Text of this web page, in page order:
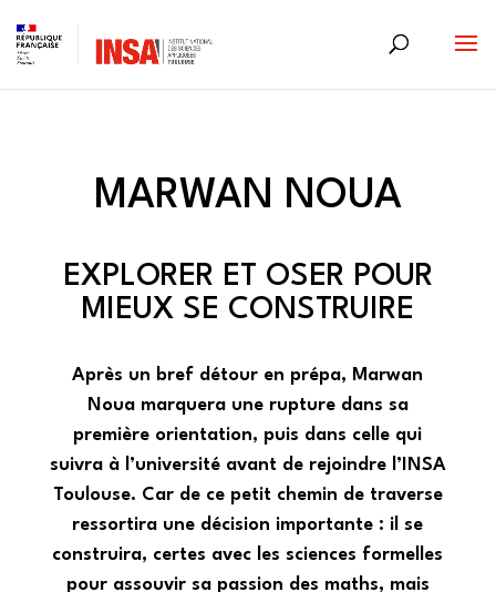
to
content
MARWAN NOUA
EXPLORER ET OSER POUR
MIEUX SE CONSTRUIRE
Après un bref détour en prépa, Marwan
Noua marquera une rupture dans sa
première orientation, puis dans celle qui
suivra à l’université avant de rejoindre l’INSA
Toulouse. Car de ce petit chemin de traverse
ressortira une décision importante : il se
construira, certes avec les sciences formelles
pour assouvir sa passion des maths, mais